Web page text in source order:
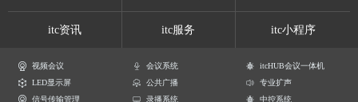
itc资讯 itc服务 itc小程序
视频会议 会议系统
itcHUB会议一体机
LED显示屏
公共广播
专业扩声
信号传输管理
录播系统
中控系统